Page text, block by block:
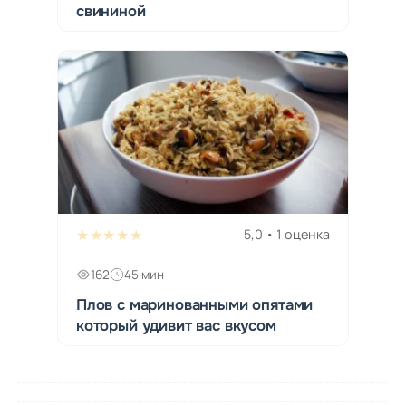
свининой
★★★★★ 5,0 • 1 оценка
162 45 мин
Плов с маринованными опятами
который удивит вас вкусом